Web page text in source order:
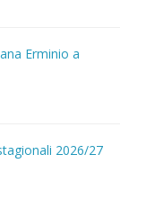
Erminio a
2026/27